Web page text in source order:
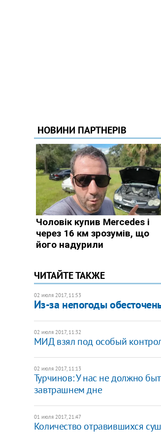
ЧИТАЙТЕ ТАКЖЕ
02 июля 2017, 11:53
Из-за непогоды
02 июля 2017, 11:32
МИД взял под особый
02 июля 2017, 11:13
Турчинов: У нас не должно
завтрашнем дне
01 июля 2017, 21:47
Количество отравившихся